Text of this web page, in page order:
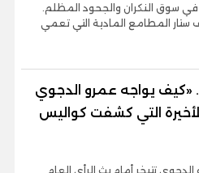
سوق النكران والجحود المظلم.
المطامع المادية التي تعمي
«كيف يواجه عمرو الدجوي
التي كشفت كواليس
تتبخر أمام بث الرأي العام